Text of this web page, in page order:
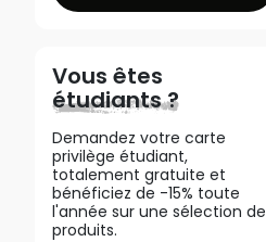
Vous êtes
étudiants ?
Demandez votre carte
privilège étudiant,
totalement gratuite et
bénéficiez de -15% toute
l'année sur une sélection de
produits.